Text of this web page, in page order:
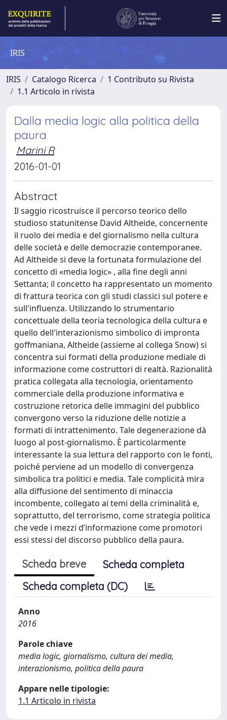
IRIS
IRIS Catalogo Ricerca
1 Contributo su Rivista
1.1 Articolo in rivista
Dalla media logic alla politica della
paura
Marini R
2016-01-01
Abstract
Il saggio ricostruisce il percorso teorico dello
studioso statunitense David Altheide, concernente
il ruolo dei media e del giornalismo nella cultura
delle società e delle democrazie contemporanee.
Ad Altheide si deve la fortunata formulazione del
concetto di «media logic» , alla fine degli anni
Settanta; il concetto ha rappresentato un momento
di frattura teorica con gli studi classici sul potere e
sull'influenza. Utilizzando lo strumentario
concettuale della teoria tecnologica della cultura e
quello dell'interazionismo simbolico di impronta
goffmaniana, Altheide (assieme al collega Snow) si
concentra sui formati della produzione mediale di
informazione come costruttori di realtà. Razionalità
pratica collegata alla tecnologia, orientamento
commerciale della produzione informativa e
costruzione retorica delle immagini del pubblico
convergono verso la riduzione delle notizie a
formati di intrattenimento. Tale degenerazione dà
luogo al post-giornalismo. È particolarmente
interessante la sua lettura del rapporto con le fonti,
poiché perviene ad un modello di convergenza
simbolica tra politici e media. Tale complicità mira
alla diffusione del sentimento di minaccia
incombente, collegato ai temi della criminalità e,
soprattutto, del terrorismo, come strategia politica
che vede i mezzi d’informazione come promotori
essi stessi del discorso pubblico della paura.
Scheda breve
Scheda completa
Scheda completa (DC)
Anno
2016
Parole chiave
media logic, giornalismo, cultura dei media,
interazionismo, politica della paura
Appare nelle tipologie:
1.1 Articolo in rivista